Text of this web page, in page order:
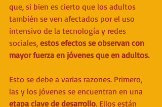
que, si bien es cierto que los adultos
también se ven afectados por el uso
intensivo de la tecnología y redes
sociales, estos efectos se observan con
mayor fuerza en jóvenes que en adultos.
Esto se debe a varias razones. Primero,
las y los jóvenes se encuentran en una
etapa clave de desarrollo. Ellos están